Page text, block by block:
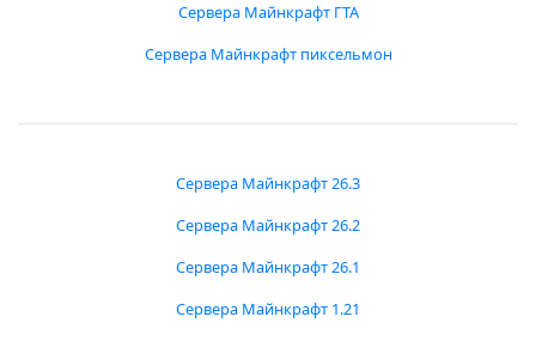
Сервера Майнкрафт ГТА
Сервера Майнкрафт пиксельмон
Сервера Майнкрафт 26.3
Сервера Майнкрафт 26.2
Сервера Майнкрафт 26.1
Сервера Майнкрафт 1.21